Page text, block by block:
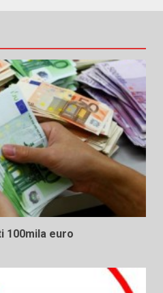
100mila euro